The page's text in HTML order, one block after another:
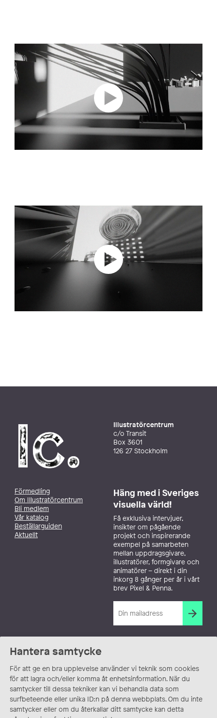
Hantera samtycke
För att ge en bra upplevelse använder vi teknik som cookies
för att lagra och/eller komma åt enhetsinformation. När du
samtycker till dessa tekniker kan vi behandla data som
surfbeteende eller unika ID:n på denna webbplats. Om du inte
samtycker eller om du återkallar ditt samtycke kan detta
Illustratörcentrum
c/o Transit
Box 3601
126 27 Stockholm
Förmedling
Om Illustratörcentrum
Bli medlem
Vår katalog
Beställarguiden
Aktuellt
Häng med i Sveriges
visuella värld!
Få exklusiva intervjuer,
insikter om pågående
projekt och inspirerande
exempel på samarbeten
mellan uppdragsgivare,
illustratörer, formgivare och
animatörer – direkt i din
inkorg 8 gånger per år i vårt
brev Pixel & Penna.